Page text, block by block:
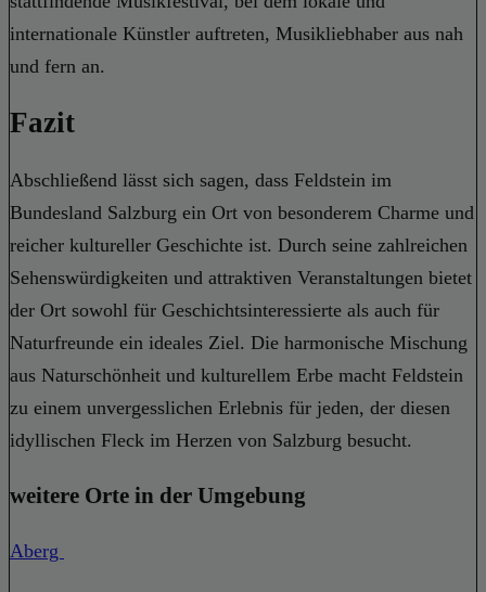
internationale Künstler auftreten, Musikliebhaber aus nah
und fern an.
Fazit
Abschließend lässt sich sagen, dass Feldstein im
Bundesland Salzburg ein Ort von besonderem Charme und
reicher kultureller Geschichte ist. Durch seine zahlreichen
Sehenswürdigkeiten und attraktiven Veranstaltungen bietet
der Ort sowohl für Geschichtsinteressierte als auch für
Naturfreunde ein ideales Ziel. Die harmonische Mischung
aus Naturschönheit und kulturellem Erbe macht Feldstein
zu einem unvergesslichen Erlebnis für jeden, der diesen
idyllischen Fleck im Herzen von Salzburg besucht.
weitere Orte in der Umgebung
Aberg